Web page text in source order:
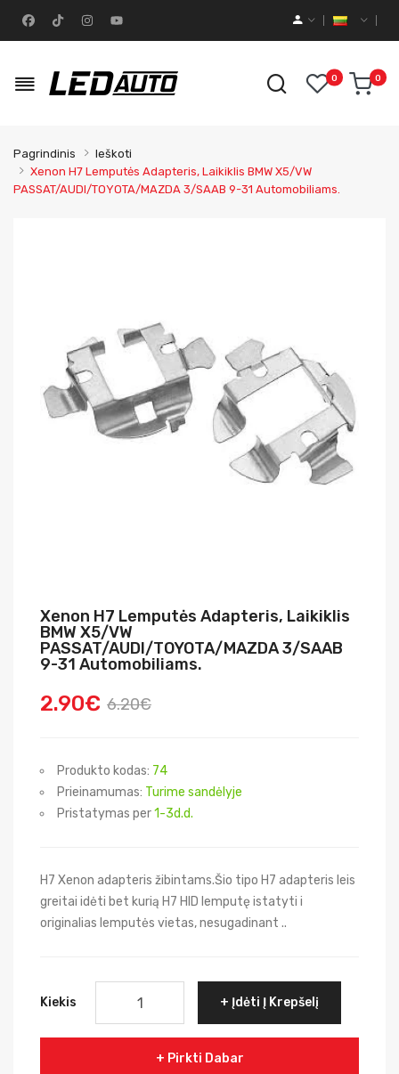
0 0
Pagrindinis
Ieškoti
Xenon H7 Lemputės Adapteris, Laikiklis BMW X5/VW
PASSAT/AUDI/TOYOTA/MAZDA 3/SAAB 9-31 Automobiliams.
Xenon H7 Lemputės Adapteris, Laikiklis
BMW X5/VW
PASSAT/AUDI/TOYOTA/MAZDA 3/SAAB
9-31 Automobiliams.
2.90€ 6.20€
Produkto kodas: 74
Prieinamumas: Turime sandėlyje
Pristatymas per1-3d.d.
H7 Xenon adapteris žibintams.Šio tipo H7 adapteris leis
greitai idėti bet kurią H7 HID lemputę istatyti i
originalias lemputės vietas, nesugadinant ..
Kiekis Įdėti Į Krepšelį
Pirkti Dabar